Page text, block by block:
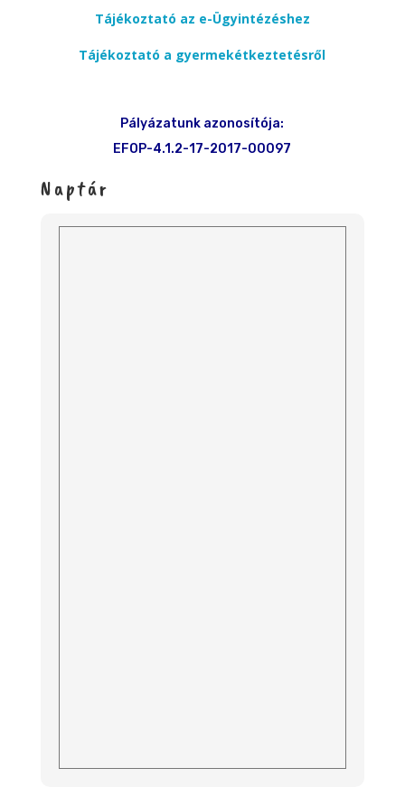
Tájékoztató az e-Ügyintézéshez
Tájékoztató a gyermekétkeztetésről
Pályázatunk azonosítója:
EFOP-4.1.2-17-2017-00097
Naptár